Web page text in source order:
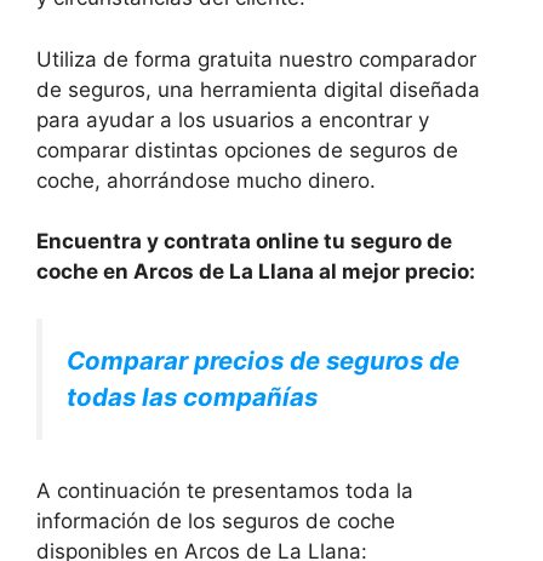
Utiliza de forma gratuita nuestro comparador
de seguros, una herramienta digital diseñada
para ayudar a los usuarios a encontrar y
comparar distintas opciones de seguros de
coche, ahorrándose mucho dinero.
Encuentra y contrata online tu seguro de
coche en Arcos de La Llana al mejor precio:
Comparar precios de seguros de
todas las compañías
A continuación te presentamos toda la
información de los seguros de coche
disponibles en Arcos de La Llana: